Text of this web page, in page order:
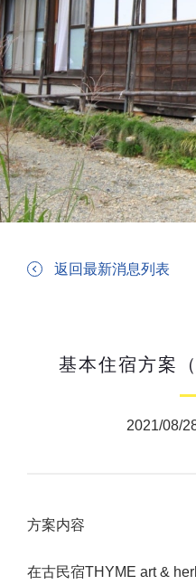
返回最新消息列表
基本住宿方案
2021/08/
方案内容
在古民宿THYME art &